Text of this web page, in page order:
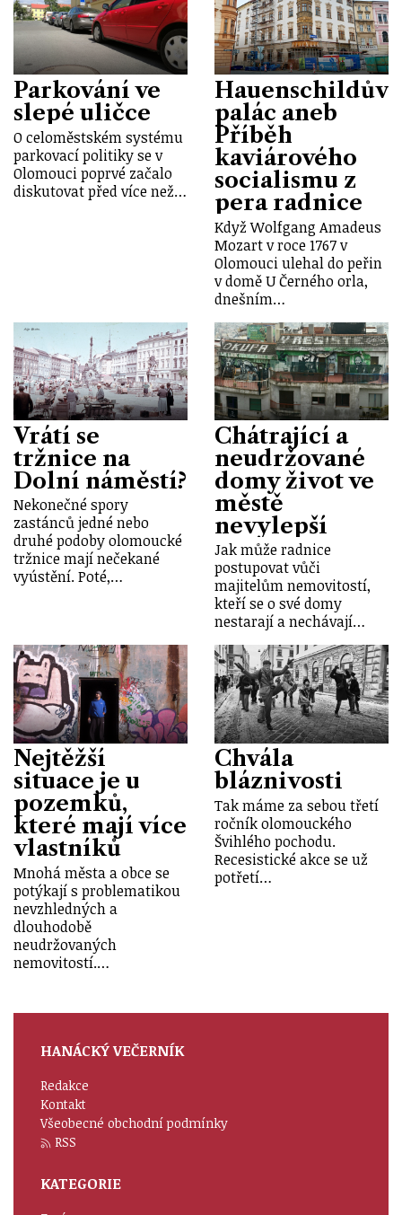
Parkování ve
slepé uličce
O celoměstském systému
parkovací politiky se v
Olomouci poprvé začalo
diskutovat před více než…
Hauenschildův
palác aneb
Příběh
kaviárového
socialismu z
pera radnice
Když Wolfgang Amadeus
Mozart v roce 1767 v
Olomouci ulehal do peřin
v domě U Černého orla,
dnešním…
Vrátí se
tržnice na
Dolní náměstí?
Nekonečné spory
zastánců jedné nebo
druhé podoby olomoucké
tržnice mají nečekané
vyústění. Poté,…
Chátrající a
neudržované
domy život ve
městě
nevylepší
Jak může radnice
postupovat vůči
majitelům nemovitostí,
kteří se o své domy
nestarají a nechávají…
Nejtěžší
situace je u
pozemků,
které mají více
vlastníků
Mnohá města a obce se
potýkají s problematikou
nevzhledných a
dlouhodobě
neudržovaných
nemovitostí.…
Chvála
bláznivosti
Tak máme za sebou třetí
ročník olomouckého
Švihlého pochodu.
Recesistické akce se už
potřetí…
HANÁCKÝ VEČERNÍK
Redakce
Kontakt
Všeobecné obchodní podmínky
RSS
KATEGORIE